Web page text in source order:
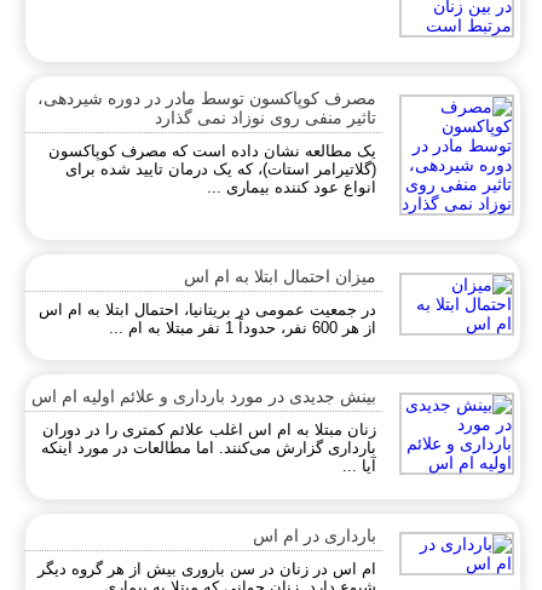
مصرف کوپاکسون توسط مادر در دوره شیردهی،
تاثیر منفی روی نوزاد نمی گذارد
یک مطالعه نشان داده است که مصرف کوپاکسون
(گلاتیرامر استات)، که یک درمان تایید شده برای
انواع عود کننده بیماری ...
میزان احتمال ابتلا به ام اس
در جمعیت عمومی در بریتانیا، احتمال ابتلا به ام اس
از هر 600 نفر، حدوداً 1 نفر مبتلا به ام ...
بینش جدیدی در مورد بارداری و علائم اولیه ام اس
زنان مبتلا به ام اس اغلب علائم کمتری را در دوران
بارداری گزارش می‌کنند. اما مطالعات در مورد اینکه
بارداری در ام اس
ام اس در زنان در سن باروری بیش از هر گروه دیگر